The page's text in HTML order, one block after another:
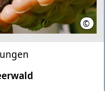
© Sylke